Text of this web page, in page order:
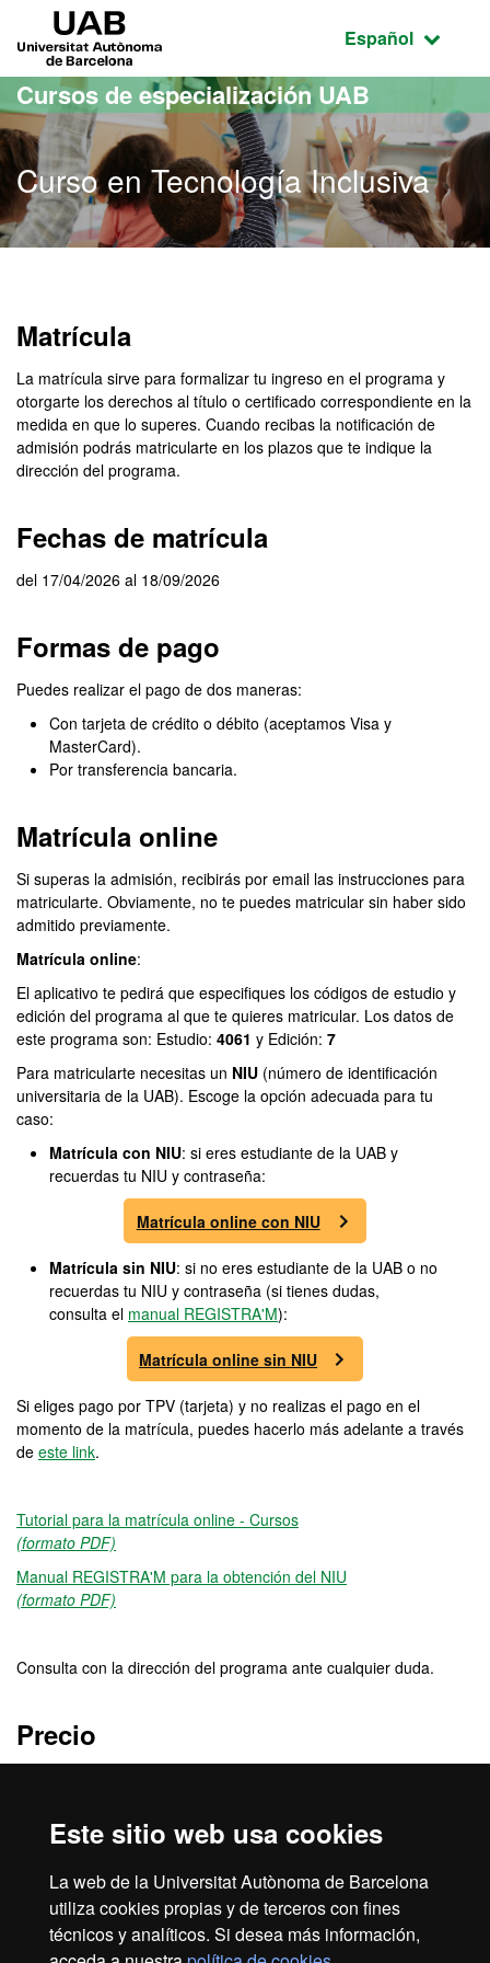
Este sitio web usa cookies
La web de la Universitat Autònoma de Barcelona
utiliza cookies propias y de terceros con fines
técnicos y analíticos. Si desea más información,
Acceso al contenido principal
Acceso a la navegación de la página
Idioma
Español
Cursos de especialización UAB
Curso en Tecnología Inclusiva
Matrícula
La matrícula sirve para formalizar tu ingreso en el programa y
otorgarte los derechos al título o certificado correspondiente en la
medida en que lo superes. Cuando recibas la notificación de
admisión podrás matricularte en los plazos que te indique la
dirección del programa.
Fechas de matrícula
del 17/04/2026 al 18/09/2026
Formas de pago
Puedes realizar el pago de dos maneras:
Con tarjeta de crédito o débito (aceptamos Visa y
MasterCard).
Por transferencia bancaria.
Matrícula online
Si superas la admisión, recibirás por email las instrucciones para
matricularte. Obviamente, no te puedes matricular sin haber sido
admitido previamente.
Matrícula online:
El aplicativo te pedirá que especifiques los códigos de estudio y
edición del programa al que te quieres matricular. Los datos de
este programa son: Estudio: 4061 y Edición: 7
Para matricularte necesitas un NIU (número de identificación
universitaria de la UAB). Escoge la opción adecuada para tu
caso:
Matrícula con NIU: si eres estudiante de la UAB y
recuerdas tu NIU y contraseña:
Matrícula online con NIU
Matrícula sin NIU: si no eres estudiante de la UAB o no
recuerdas tu NIU y contraseña (si tienes dudas,
consulta el manual REGISTRA'M):
Matrícula online sin NIU
Si eliges pago por TPV (tarjeta) y no realizas el pago en el
momento de la matrícula, puedes hacerlo más adelante a través
de este link.
Tutorial para la matrícula online - Cursos
(formato PDF)
Manual REGISTRA'M para la obtención del NIU
(formato PDF)
Consulta con la dirección del programa ante cualquier duda.
Precio
Créditos
5 ECTS